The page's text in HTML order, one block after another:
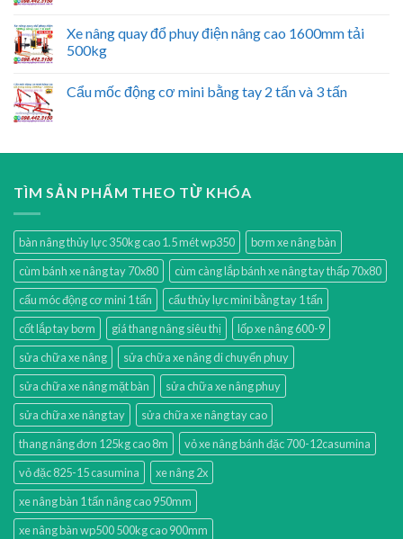
Xe nâng quay đổ phuy điện nâng cao 1600mm tải
500kg
Cẩu mốc động cơ mini bằng tay 2 tấn và 3 tấn
TÌM SẢN PHẨM THEO TỪ KHÓA
bàn nâng thủy lực 350kg cao 1.5 mét wp350
bơm xe nâng bàn
cùm bánh xe nâng tay 70x80
cùm càng lắp bánh xe nâng tay thấp 70x80
cẩu móc động cơ mini 1 tấn
cẩu thủy lực mini bằng tay 1 tấn
cốt lắp tay bơm
giá thang nâng siêu thị
lốp xe nâng 600-9
sửa chữa xe nâng
sửa chữa xe nâng di chuyển phuy
sửa chữa xe nâng mặt bàn
sửa chữa xe nâng phuy
sửa chữa xe nâng tay
sửa chữa xe nâng tay cao
thang nâng đơn 125kg cao 8m
vỏ xe nâng bánh đặc 700-12casumina
vỏ đặc 825-15 casumina
xe nâng 2x
xe nâng bàn 1 tấn nâng cao 950mm
xe nâng bàn wp500 500kg cao 900mm